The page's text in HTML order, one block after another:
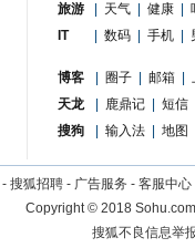
旅游
天气 健康
IT
数码 手机
博客 圈子 邮箱
天龙
鹿鼎记
短信
搜狗
输入法 地图
- 搜狐招聘 - 广告服务 - 客服中心
Copyright©2018
搜狐不良信息举